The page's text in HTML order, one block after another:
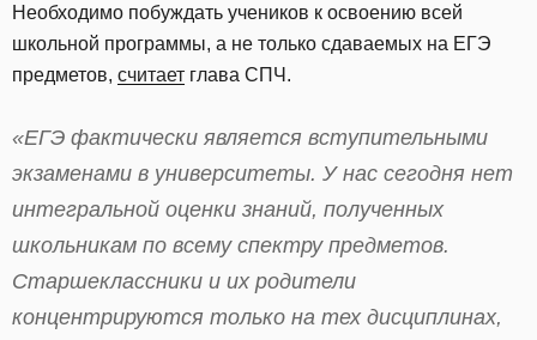
Необходимо побуждать учеников к освоению всей
школьной программы, а не только сдаваемых на ЕГЭ
предметов, считает глава СПЧ.
«ЕГЭ фактически является вступительными
экзаменами в университеты. У нас сегодня нет
интегральной оценки знаний, полученных
школьникам по всему спектру предметов.
Старшеклассники и их родители
концентрируются только на тех дисциплинах,